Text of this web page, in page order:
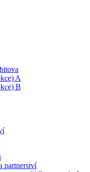
A
B
partnerství